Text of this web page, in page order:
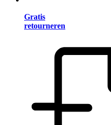
Gratis
retourneren